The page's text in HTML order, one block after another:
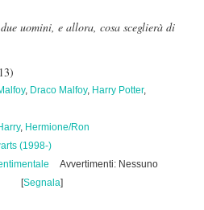
uomini, e allora, cosa sceglierà di
, Draco Malfoy, Harry Potter,
, Hermione/Ron
(1998-)
Avvertimenti: Nessuno
[Segnala]